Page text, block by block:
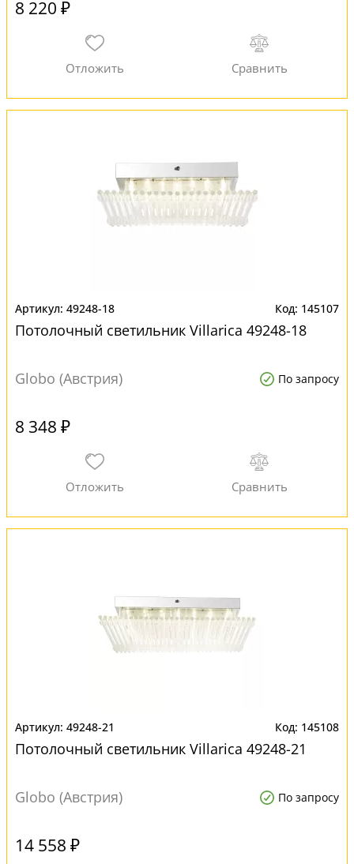
8 220 ₽
49248-18 145107
Потолочный светильник Villarica 49248-18
Globo (Австрия) По запросу
8 348 ₽
49248-21 145108
Потолочный светильник Villarica 49248-21
Globo (Австрия) По запросу
14 558 ₽